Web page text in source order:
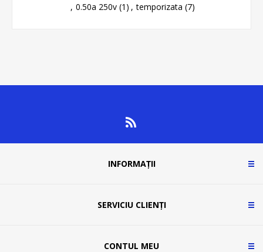
, 0.50a 250v (1) , temporizata (7)
INFORMAȚII
SERVICIU CLIENȚI
CONTUL MEU